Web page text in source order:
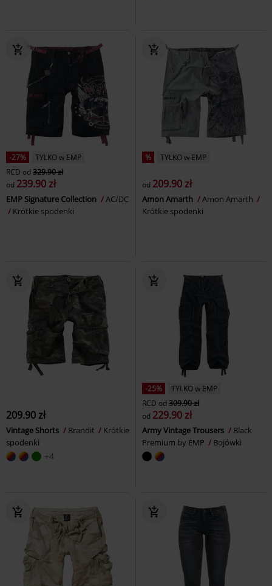
-27%
TYLKO w EMP
RCD od 329.90 zł
od 239.90 zł
EMP Signature Collection
AC/DC
Krótkie spodenki
% TYLKO w EMP
od 209.90 zł
Amon Amarth
Amon Amarth
Krótkie spodenki
209.90 zł
Vintage Shorts Brandit
Krótkie
spodenki
+4
-25%
TYLKO w EMP
RCD od 309.90 zł
od 229.90 zł
Army Vintage Trousers
Black
Premium by EMP
Bojówki